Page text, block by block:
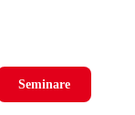
Seminare